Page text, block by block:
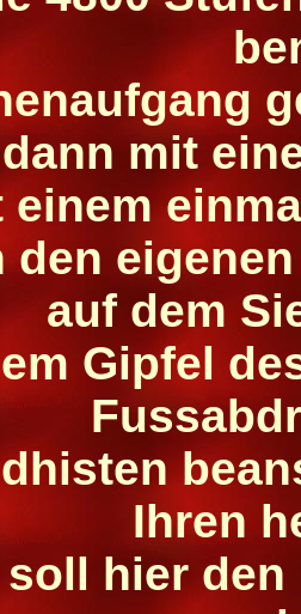
dann mit
einem
den
auf dem
Gipfel
Ihren
hier